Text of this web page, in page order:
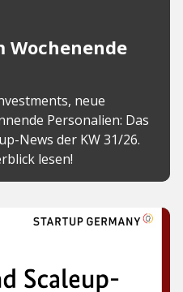
Wochenende
neue
Personalien: Das
News der KW 31/26.
lesen!